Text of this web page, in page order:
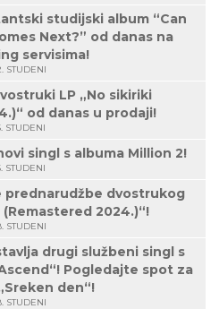
studijski album “Can
Next?” od danas na
servisima!
STUDENI
LP „No sikiriki
od danas u prodaji!
STUDENI
singl s albuma Million 2!
STUDENI
prednarudžbe dvostrukog
2024.)“!
STUDENI
drugi službeni singl s
Pogledajte spot za
den“!
STUDENI